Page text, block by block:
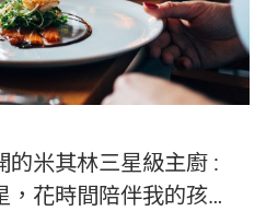
的米其林三星級主廚 :
，花時間陪伴我的孩